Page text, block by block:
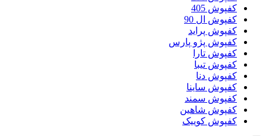
کفپوش 405
کفپوش ال 90
کفپوش پراید
کفپوش پژو پارس
کفپوش تارا
کفپوش تیبا
کفپوش دنا
کفپوش ساینا
کفپوش سمند
کفپوش شاهین
کفپوش کوییک